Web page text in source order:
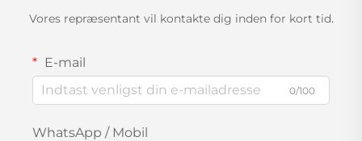
Vores repræsentant vil kontakte dig inden for kort tid.
E-mail
0/100
WhatsApp / Mobil